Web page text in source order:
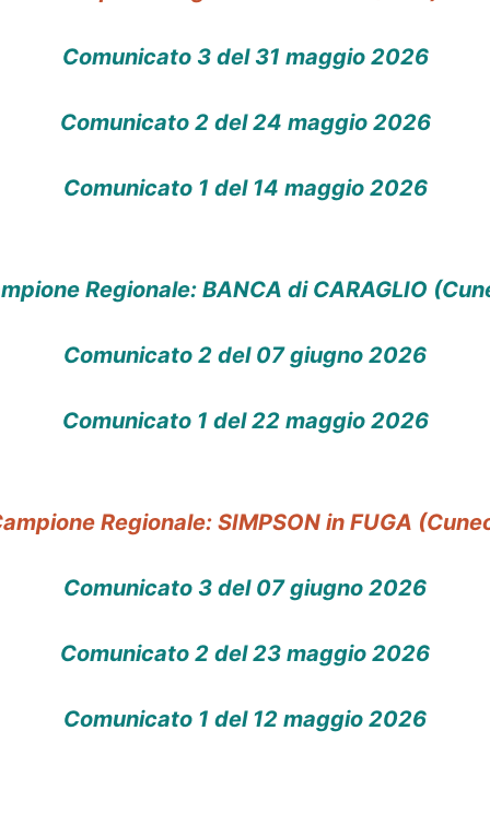
Comunicato 3 del 31 maggio 2026
Comunicato 2 del 24 maggio 2026
Comunicato 1 del 14 maggio 2026
Regionale: BANCA di CARAGLIO
Comunicato 2 del 07 giugno 2026
Comunicato 1 del 22 maggio 2026
Regionale: SIMPSON in FUGA
Comunicato 3 del 07 giugno 2026
Comunicato 2 del 23 maggio 2026
Comunicato 1 del 12 maggio 2026